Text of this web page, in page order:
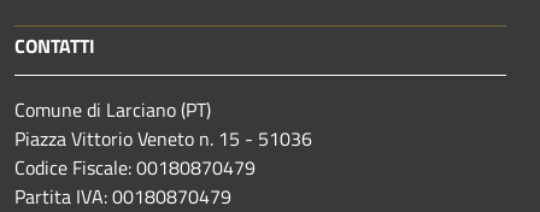
CONTATTI
Comune di Larciano (PT)
Piazza Vittorio Veneto n. 15 - 51036
Codice Fiscale: 00180870479
Partita IVA: 00180870479